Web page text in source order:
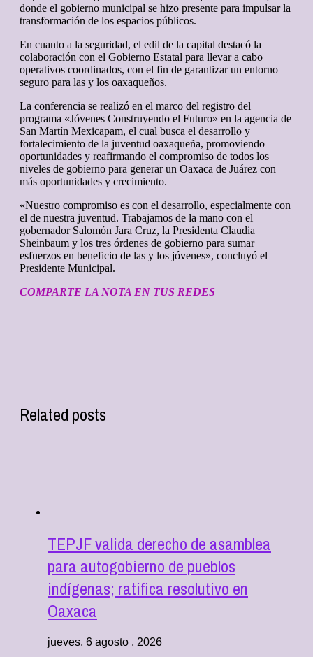
donde el gobierno municipal se hizo presente para impulsar la
transformación de los espacios públicos.
En cuanto a la seguridad, el edil de la capital destacó la
colaboración con el Gobierno Estatal para llevar a cabo
operativos coordinados, con el fin de garantizar un entorno
seguro para las y los oaxaqueños.
La conferencia se realizó en el marco del registro del
programa «Jóvenes Construyendo el Futuro» en la agencia de
San Martín Mexicapam, el cual busca el desarrollo y
fortalecimiento de la juventud oaxaqueña, promoviendo
oportunidades y reafirmando el compromiso de todos los
niveles de gobierno para generar un Oaxaca de Juárez con
más oportunidades y crecimiento.
«Nuestro compromiso es con el desarrollo, especialmente con
el de nuestra juventud. Trabajamos de la mano con el
gobernador Salomón Jara Cruz, la Presidenta Claudia
Sheinbaum y los tres órdenes de gobierno para sumar
esfuerzos en beneficio de las y los jóvenes», concluyó el
Presidente Municipal.
COMPARTE LA NOTA EN TUS REDES
Related posts
TEPJF valida derecho de asamblea
para autogobierno de pueblos
indígenas; ratifica resolutivo en
Oaxaca
jueves, 6 agosto , 2026